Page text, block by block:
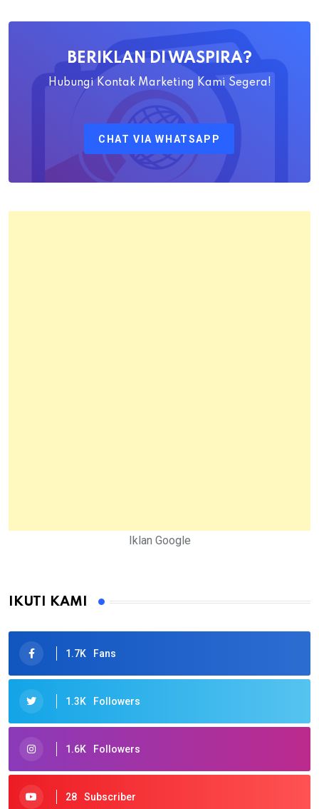
Ahadiat
Pertanahan
Kota
BERIKLAN DI WASPIRA?
Hubungi Kontak Marketing Kami Segera!
CHAT VIA WHATSAPP
Iklan Google
IKUTI KAMI
1.7K Fans
1.3K Followers
1.6K Followers
28 Subscriber